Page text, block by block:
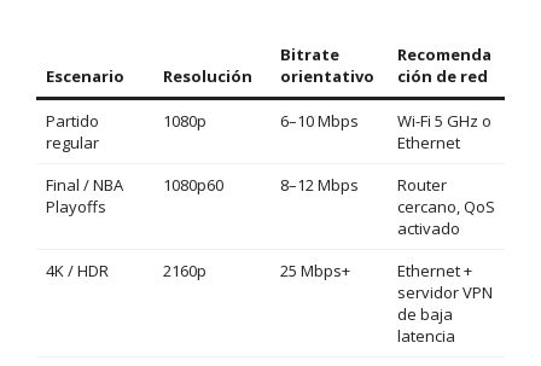
Escenario Resolución
Bitrate
orientativo
Recomenda
ción de red
Partido
regular
1080p 6–10 Mbps
Wi-Fi 5 GHz o
Ethernet
Final / NBA
Playoffs
1080p60 8–12 Mbps
Router
cercano, QoS
activado
4K / HDR
2160p 25 Mbps+
Ethernet +
servidor VPN
de baja
latencia